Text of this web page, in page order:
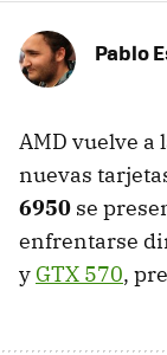
Pablo
AMD vuelve a
nuevas
6950 se
enfrentarse
y GTX 570,